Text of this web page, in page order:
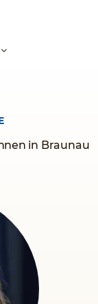
finden immer
in Braunau